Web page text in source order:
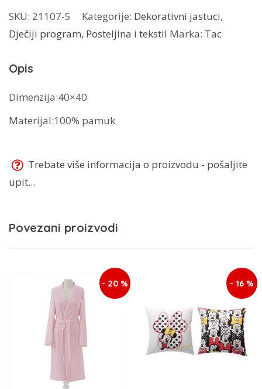
CARS
količina
SKU: 21107-5 Kategorije: Dekorativni jastuci,
Dječiji program, Posteljina i tekstil Marka: Tac
Opis
Dimenzija:40×40
Materijal:100% pamuk
Trebate više informacija o proizvodu - pošaljite
upit...
Povezani proizvodi
- 20 % - 16 %